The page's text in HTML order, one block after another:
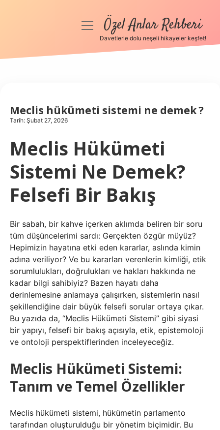
Anasayfa
Hakkımızda
menüyüÖzel Anlar Rehberi
Davetlerle dolu neşeli hikayeler keşfet!
Meclis hükümeti sistemi ne demek ?
Tarih: Şubat 27, 2026
Meclis Hükümeti
Sistemi Ne Demek?
Felsefi Bir Bakış
Bir sabah, bir kahve içerken aklımda beliren bir soru
tüm düşüncelerimi sardı: Gerçekten özgür müyüz?
Hepimizin hayatına etki eden kararlar, aslında kimin
adına veriliyor? Ve bu kararları verenlerin kimliği, etik
sorumlulukları, doğrulukları ve hakları hakkında ne
kadar bilgi sahibiyiz? Bazen hayatı daha
derinlemesine anlamaya çalışırken, sistemlerin nasıl
şekillendiğine dair büyük felsefi sorular ortaya çıkar.
Bu yazıda da, “Meclis Hükümeti Sistemi” gibi siyasi
bir yapıyı, felsefi bir bakış açısıyla, etik, epistemoloji
ve ontoloji perspektiflerinden inceleyeceğiz.
Meclis Hükümeti Sistemi:
Tanım ve Temel Özellikler
Meclis hükümeti sistemi, hükümetin parlamento
tarafından oluşturulduğu bir yönetim biçimidir. Bu